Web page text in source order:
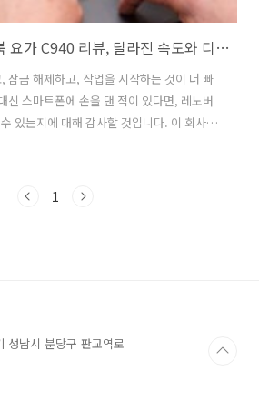
레노버 14인치 노트북 요가 C940 리뷰, 달라진 속도와 디스플레이
잠금 해제하고, 작업을 시작하는 것이 더 빠
신 스마트폰에 손을 댄 적이 있다면, 레노버
있는지에 대해 감사할 것입니다. 이 회사의
(two-in-one)은 Intel Project Athena 장치
다. 이전 모델인 C930이 느리다고 느껴본
1
남시 분당구 판교역로